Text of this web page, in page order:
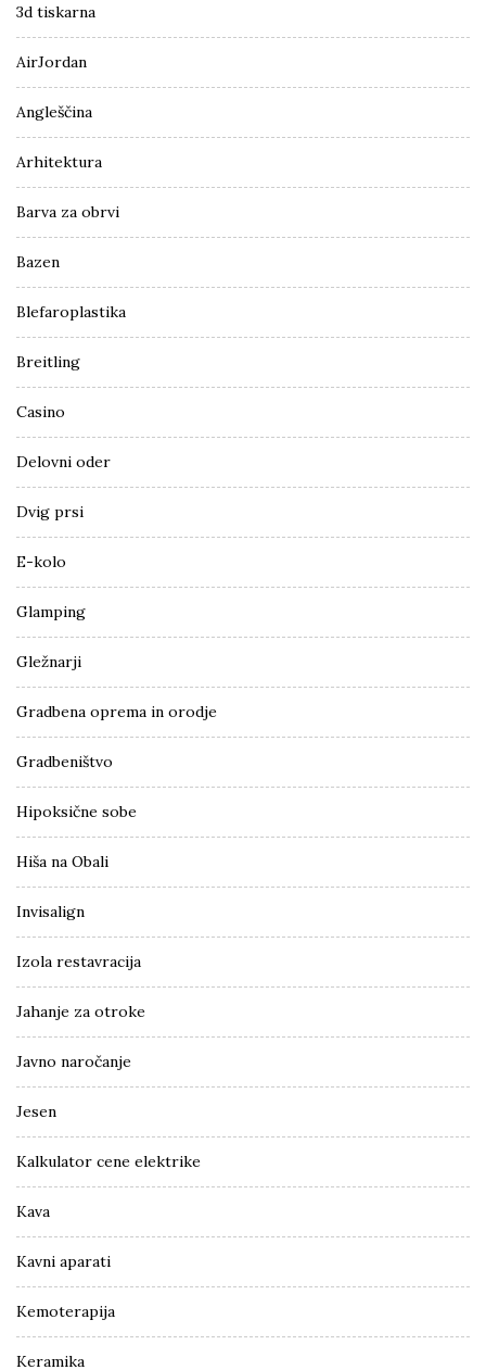
3d tiskarna
AirJordan
Angleščina
Arhitektura
Barva za obrvi
Bazen
Blefaroplastika
Breitling
Casino
Delovni oder
Dvig prsi
E-kolo
Glamping
Gležnarji
Gradbena oprema in orodje
Gradbeništvo
Hipoksične sobe
Hiša na Obali
Invisalign
Izola restavracija
Jahanje za otroke
Javno naročanje
Jesen
Kalkulator cene elektrike
Kava
Kavni aparati
Kemoterapija
Keramika